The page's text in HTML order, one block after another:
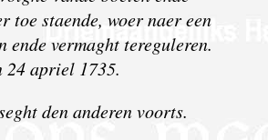
toe staende, woer naer een
ende vermaght tereguleren.
24 apriel 1735.
den anderen voorts.